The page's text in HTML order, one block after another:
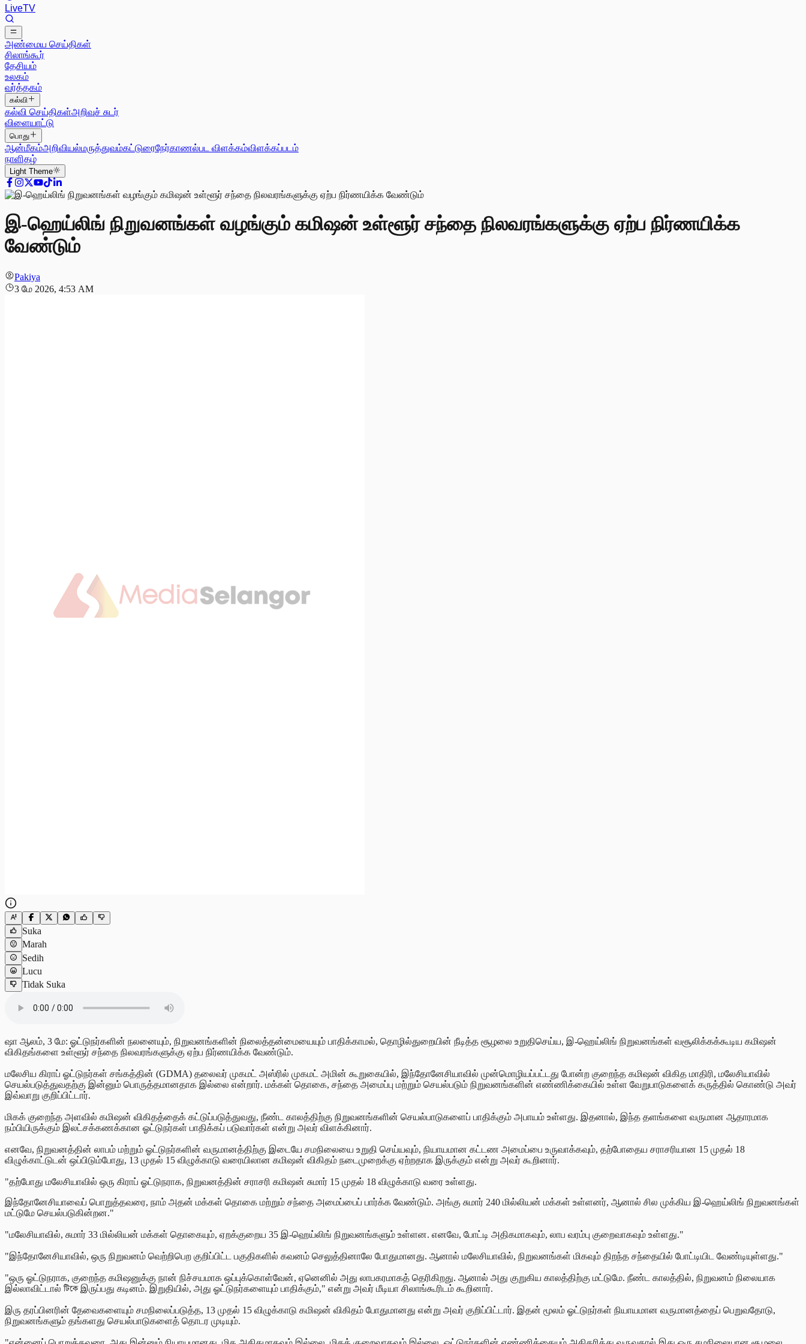
LiveTV
அண்மைய செய்திகள்
சிலாங்கூர்
தேசியம்
உலகம்
வர்த்தகம்
கல்வி
கல்வி செய்திகள்அறிவுச் சுடர்
விளையாட்டு
பொது
ஆன்மீகம்அறிவியல்மருத்துவம்கட்டுரைநேர்காணல்பட விளக்கம்விளக்கப்படம்
நாளிதழ்
Light Theme
இ-ஹெய்லிங் நிறுவனங்கள் வழங்கும் கமிஷன் உள்ளூர் சந்தை நிலவரங்களுக்கு ஏற்ப நிர்ணயிக்க
வேண்டும்
Pakiya
3 மே 2026, 4:53 AM
Suka
Marah
Sedih
Lucu
Tidak Suka
ஷா ஆலம், 3 மே: ஓட்டுநர்களின் நலனையும், நிறுவனங்களின் நிலைத்தன்மையையும் பாதிக்காமல், தொழில்துறையின் நீடித்த சூழலை உறுதிசெய்ய, இ-ஹெய்லிங் நிறுவனங்கள் வசூலிக்கக்கூடிய கமிஷன்
விகிதங்களை உள்ளூர் சந்தை நிலவரங்களுக்கு ஏற்ப நிர்ணயிக்க வேண்டும்.
மலேசிய கிராப் ஓட்டுநர்கள் சங்கத்தின் (GDMA) தலைவர் முகமட் அஸ்ரில் முகமட் அமின் கூறுகையில், இந்தோனேசியாவில் முன்மொழியப்பட்டது போன்ற குறைந்த கமிஷன் விகித மாதிரி, மலேசியாவில்
செயல்படுத்துவதற்கு இன்னும் பொருத்தமானதாக இல்லை என்றார். மக்கள் தொகை, சந்தை அமைப்பு மற்றும் செயல்படும் நிறுவனங்களின் எண்ணிக்கையில் உள்ள வேறுபாடுகளைக் கருத்தில் கொண்டு அவர்
இவ்வாறு குறிப்பிட்டார்.
மிகக் குறைந்த அளவில் கமிஷன் விகிதத்தைக் கட்டுப்படுத்துவது, நீண்ட காலத்திற்கு நிறுவனங்களின் செயல்பாடுகளைப் பாதிக்கும் அபாயம் உள்ளது. இதனால், இந்த தளங்களை வருமான ஆதாரமாக
நம்பியிருக்கும் இலட்சக்கணக்கான ஓட்டுநர்கள் பாதிக்கப் படுவார்கள் என்று அவர் விளக்கினார்.
எனவே, நிறுவனத்தின் லாபம் மற்றும் ஓட்டுநர்களின் வருமானத்திற்கு இடையே சமநிலையை உறுதி செய்யவும், நியாயமான கட்டண அமைப்பை உருவாக்கவும், தற்போதைய சராசரியான 15 முதல் 18
விழுக்காட்டுடன் ஒப்பிடும்போது, 13 முதல் 15 விழுக்காடு வரையிலான கமிஷன் விகிதம் நடைமுறைக்கு ஏற்றதாக இருக்கும் என்று அவர் கூறினார்.
"தற்போது மலேசியாவில் ஒரு கிராப் ஓட்டுநராக, நிறுவனத்தின் சராசரி கமிஷன் சுமார் 15 முதல் 18 விழுக்காடு வரை உள்ளது.
இந்தோனேசியாவைப் பொறுத்தவரை, நாம் அதன் மக்கள் தொகை மற்றும் சந்தை அமைப்பைப் பார்க்க வேண்டும். அங்கு சுமார் 240 மில்லியன் மக்கள் உள்ளனர், ஆனால் சில முக்கிய இ-ஹெய்லிங் நிறுவனங்கள்
மட்டுமே செயல்படுகின்றன."
"மலேசியாவில், சுமார் 33 மில்லியன் மக்கள் தொகையும், ஏறக்குறைய 35 இ-ஹெய்லிங் நிறுவனங்களும் உள்ளன. எனவே, போட்டி அதிகமாகவும், லாப வரம்பு குறைவாகவும் உள்ளது."
"இந்தோனேசியாவில், ஒரு நிறுவனம் வெற்றிபெற குறிப்பிட்ட பகுதிகளில் கவனம் செலுத்தினாலே போதுமானது. ஆனால் மலேசியாவில், நிறுவனங்கள் மிகவும் திறந்த சந்தையில் போட்டியிட வேண்டியுள்ளது."
"ஒரு ஓட்டுநராக, குறைந்த கமிஷனுக்கு நான் நிச்சயமாக ஒப்புக்கொள்வேன், ஏனெனில் அது லாபகரமாகத் தெரிகிறது. ஆனால் அது குறுகிய காலத்திற்கு மட்டுமே. நீண்ட காலத்தில், நிறுவனம் நிலையாக
இல்லாவிட்டால் টিকে இருப்பது கடினம். இறுதியில், அது ஓட்டுநர்களையும் பாதிக்கும்," என்று அவர் மீடியா சிலாங்கூரிடம் கூறினார்.
இரு தரப்பினரின் தேவைகளையும் சமநிலைப்படுத்த, 13 முதல் 15 விழுக்காடு கமிஷன் விகிதம் போதுமானது என்று அவர் குறிப்பிட்டார். இதன் மூலம் ஓட்டுநர்கள் நியாயமான வருமானத்தைப் பெறுவதோடு,
நிறுவனங்களும் தங்களது செயல்பாடுகளைத் தொடர முடியும்.